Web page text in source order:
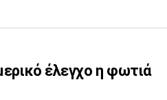
έλεγχο η φωτιά